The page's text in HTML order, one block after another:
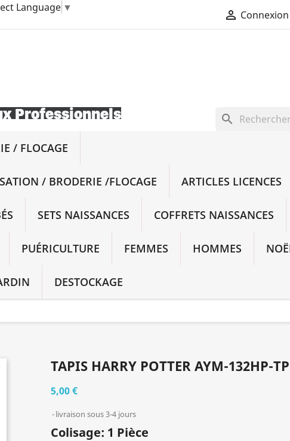
Language ▼
 Connexion
search
/ FLOCAGE
/ BRODERIE /FLOCAGE ARTICLES LICENCES
SETS NAISSANCES COFFRETS NAISSANCES
PUÉRICULTURE FEMMES HOMMES
DESTOCKAGE
TAPIS HARRY POTTER AYM-132HP-TP
5,00 €
livraison sous 3-4 jours
Colisage: 1 Pièce